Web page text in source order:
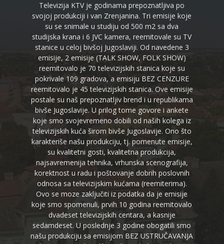
Televizija KTV je godinama prepoznatljiva po
svojoj produkciji i van Zrenjanina. Tri emisije koje
su se snimale u studiju od 500 m2 sa dva
studijska krana i 6 JVC kamera, reemitovale su TV
stanice u celoj bivšoj Jugoslaviji. Od navedene 3
emisije, 2 emisije (TALK SHOW, FOLK SHOW)
reemitovalo je 70 televizijskih stanica koje su
pokrivale 109 gradova, a emisiju BEZ CENZURE
reemitovalo je 45 televizijskih stanica. Ove emisije
postale su naš prepoznatljiv brend i u republikama
bivše Jugoslavije. U prilog tome govore i ankete
koje smo svojevremeno dobili od naših kolega iz
televizijskih kuća širom bivše Jugoslavije. Ono što
karakteriše našu produkciju, tj. pomenute emisije,
su kvalitetni gosti, kvalitetna produkcija,
najsavremenija tehnika, vrhunska scenografija,
korektnost u radu i poštovanje dobrih poslovnih
odnosa sa televizijskim kućama (reemiterima).
Ovo se moze zaključiti iz podatka da je emisije
koje smo spomenuli, prvih 10 godina reemitovalo
dvadeset televizijskih centara, a kasnije
sedamdeset. U poslednje 3 godine obogatili smo
našu produkciju sa emisijom BEZ USTRUČAVANJA